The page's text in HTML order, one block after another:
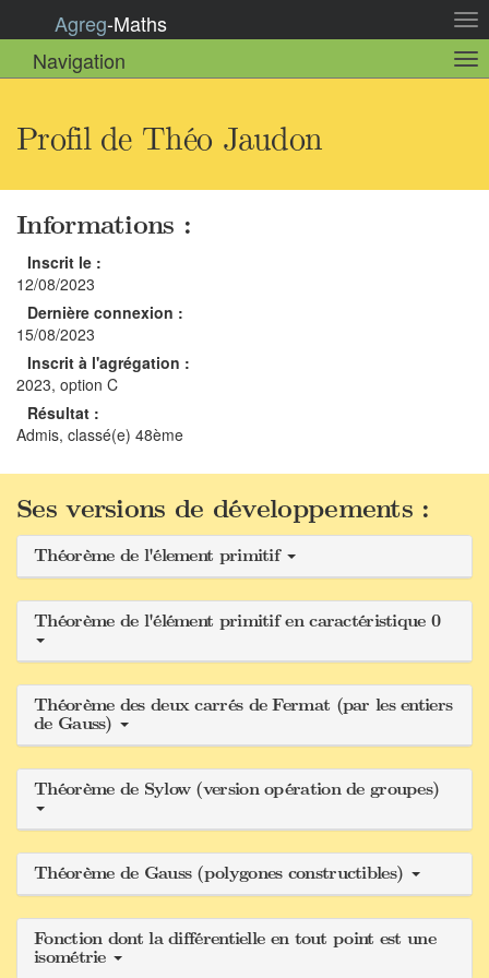
la
Agreg-Maths
Navigation
la
Profil de Théo Jaudon
Informations :
Inscrit le :
12/08/2023
Dernière connexion :
15/08/2023
Inscrit à l'agrégation :
2023, option C
Résultat :
Admis, classé(e) 48ème
Ses versions de développements :
Théorème de l'élement primitif
Théorème de l'élément primitif en caractéristique 0
Théorème des deux carrés de Fermat (par les entiers
de Gauss)
Théorème de Sylow (version opération de groupes)
Théorème de Gauss (polygones constructibles)
Fonction dont la différentielle en tout point est une
isométrie